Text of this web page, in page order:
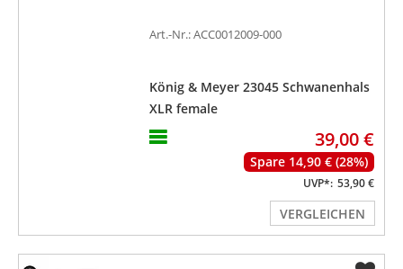
Art.-Nr.: ACC0012009-000
König & Meyer 23045 Schwanenhals
XLR female
39,00 €
Spare 14,90 € (28%)
UVP*: 53,90 €
VERGLEICHEN